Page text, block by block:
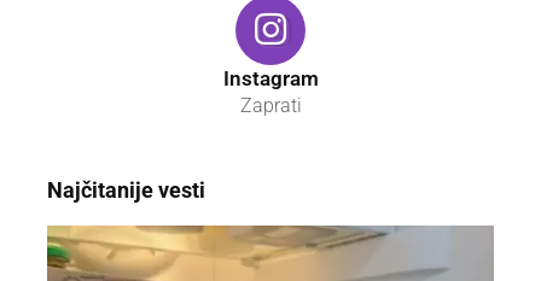
Instagram
Zaprati
Najčitanije vesti